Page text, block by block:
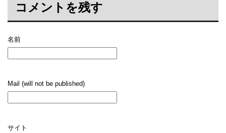
コメントを残す
名前
Mail (will not be published)
サイト